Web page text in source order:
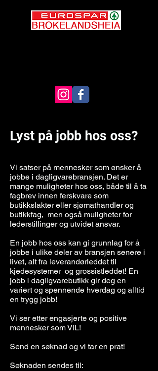
Lyst på jobb hos oss?
Vi satser på mennesker som ønsker å
jobbe i dagligvarebransjen. Det er
mange muligheter hos oss, både til å ta
fagbrev innen ferskvare som
butikkslakter eller sjømathandler og
butikkfag, men også muligheter for
lederstillinger og utvidet ansvar.
En jobb hos oss kan gi grunnlag for å
jobbe i ulike deler av bransjen senere i
livet, alt fra leverandørleddet til
kjedesystemer og grossistleddet! En
jobb i dagligvarebutikk gir deg en
variert og spennende hverdag og alltid
en trygg jobb!
Vi ser etter engasjerte og positive
mennesker som VIL!
Send en søknad og vi tar en prat!
Søknaden sendes til: